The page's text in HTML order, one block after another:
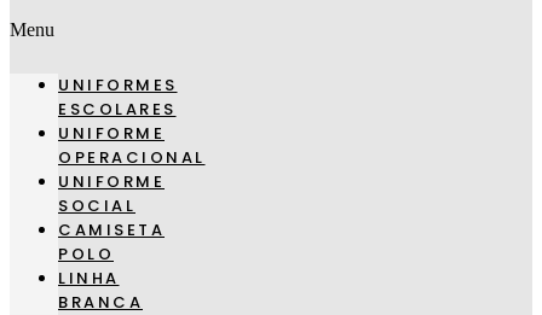
Menu
UNIFORMES
ESCOLARES
UNIFORME
OPERACIONAL
UNIFORME
SOCIAL
CAMISETA
POLO
LINHA
BRANCA